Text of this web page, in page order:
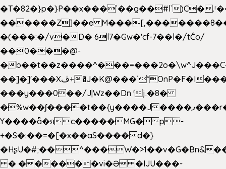
�T�82�}p�}P��x���`��g��#l`)C�
������Z]��e
�(���:�/v�D� 6l7�Gw�'cf-7��l�/tĈo/
��0���@-
�
��]�]'���Xڦ+�J�K@���`*OnP�F�I�����n����ˎ���E>���%
���y���0��/J|Wz��Dn 'j.�8�
�%w��ʃ����t��{y����J����ޕ���r��d�$e҅b�e����
Y����ǟ�яc�����MG�p-
+�S�:��=�[�x��aS����d�}
� ������vi�Ə �IJU���-